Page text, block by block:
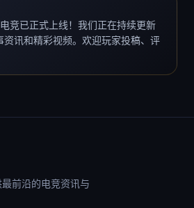
竞已正式上线！我们正在持续更新
资讯和精彩视频。欢迎玩家投稿、评
前沿的电竞资讯与